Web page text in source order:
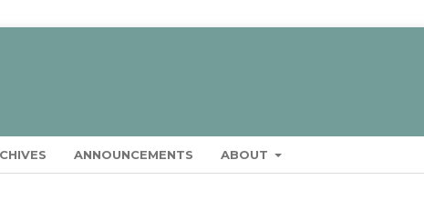
ANNOUNCEMENTS ABOUT